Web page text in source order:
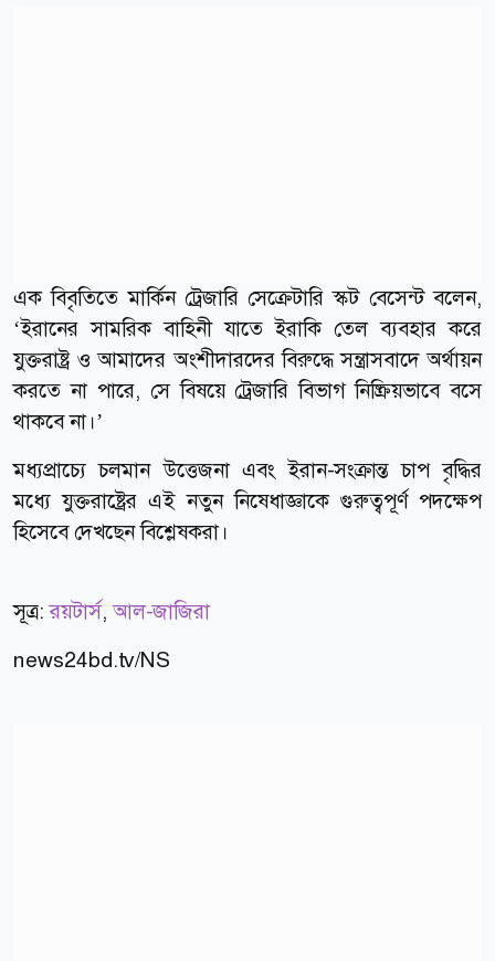
এক বিবৃতিতে মার্কিন ট্রেজারি সেক্রেটারি স্কট বেসেন্ট বলেন,
‘ইরানের সামরিক বাহিনী যাতে ইরাকি তেল ব্যবহার করে
যুক্তরাষ্ট্র ও আমাদের অংশীদারদের বিরুদ্ধে সন্ত্রাসবাদে অর্থায়ন
করতে না পারে, সে বিষয়ে ট্রেজারি বিভাগ নিষ্ক্রিয়ভাবে বসে
থাকবে না।’
মধ্যপ্রাচ্যে চলমান উত্তেজনা এবং ইরান-সংক্রান্ত চাপ বৃদ্ধির
মধ্যে যুক্তরাষ্ট্রের এই নতুন নিষেধাজ্ঞাকে গুরুত্বপূর্ণ পদক্ষেপ
হিসেবে দেখছেন বিশ্লেষকরা।
সূত্র:রয়টার্স,আল-জাজিরা
news24bd.tv/NS